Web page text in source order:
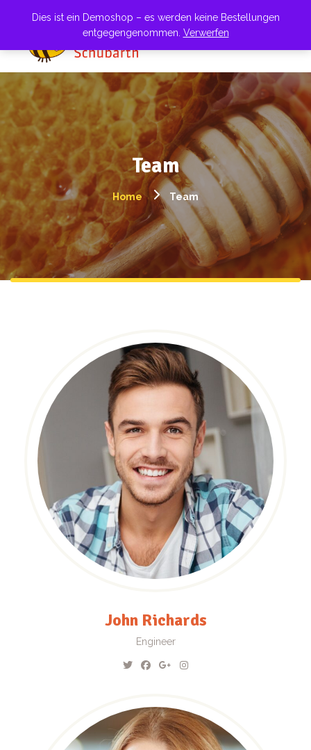
Team
Home Team
John Richards
Engineer
Dies ist ein Demoshop – es werden keine Bestellungen
entgegengenommen. Verwerfen